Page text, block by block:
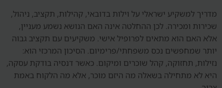
מדריך למשקיע ישראלי על וילות בדובאי, קהילות, תקציב, ניהול,
שכירות ומכירה. לכן ההחלטה אינה האם הנושא נשמע מעניין,
אלא האם הוא מתאים לפרופיל אישי. משקיעים עם תקציב גבוה
יותר שמחפשים נכס משפחתי/פרימיום. הסיכון המרכזי הוא:
נזילות, תחזוקה, קהל שוכרים ומיקום. כאשר דנסיה בודקת עסקה,
היא לא מתחילה בשאלה מה היזם מוכר, אלא מה הלקוח באמת